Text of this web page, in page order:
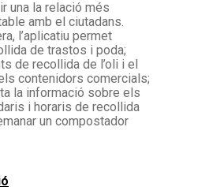
una la relació més
amb el ciutadans.
l’aplicatiu permet
de trastos i poda;
de recollida de l’oli i el
contenidors comercials;
la informació sobre els
i horaris de recollida
un compostador